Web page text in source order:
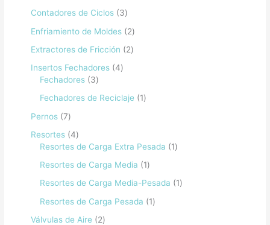
Contadores de Ciclos
3
Enfriamiento de Moldes
2
Extractores de Fricción
2
Insertos Fechadores 4
Fechadores
3
Fechadores de Reciclaje
1
Pernos 7
Resortes 4
Resortes de Carga Extra Pesada
1
Resortes de Carga Media
1
Resortes de Carga Media-Pesada
1
Resortes de Carga Pesada
1
Válvulas de Aire
2